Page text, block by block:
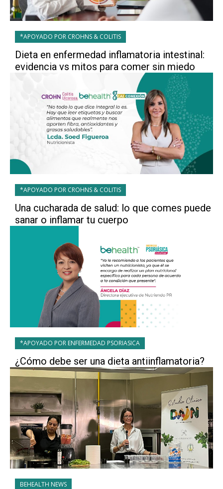
*APOYADO POR CROHNS & COLITIS
Dieta en enfermedad inflamatoria intestinal:
evidencia vs mitos para comer sin miedo
*APOYADO POR CROHNS & COLITIS
Una cucharada de salud: lo que comes puede
sanar o inflamar tu cuerpo
*APOYADO POR ENFERMEDAD PSORIASICA
¿Cómo debe ser una dieta antiinflamatoria?
BEHEALTH NEWS